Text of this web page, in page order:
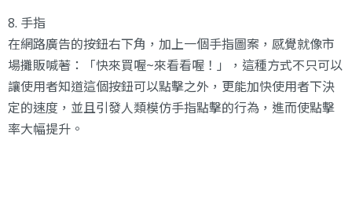
8. 手指
在網路廣告的按鈕右下角，加上一個手指圖案，感覺就像市
場攤販喊著：「快來買喔~來看看喔！」，這種方式不只可以
讓使用者知道這個按鈕可以點擊之外，更能加快使用者下決
定的速度，並且引發人類模仿手指點擊的行為，進而使點擊
率大幅提升。